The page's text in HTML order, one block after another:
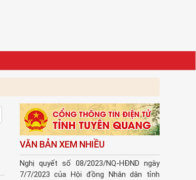
Toggle Dropdown
VĂN BẢN XEM NHIỀU
Nghị quyết số 08/2023/NQ-HĐND ngày
7/7/2023 của Hội đồng Nhân dân tỉnh